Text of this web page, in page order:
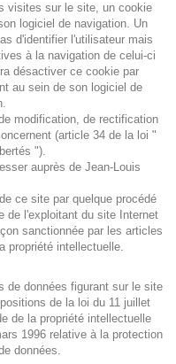
visites sur le site, un cookie
logiciel de navigation. Un
d'identifier l'utilisateur mais
à la navigation de celui-ci
désactiver ce cookie par
au sein de son logiciel de
modification, de rectification
(article 34 de la loi "
").
auprès de Jean-Louis
ce site par quelque procédé
de l'exploitant du site Internet
sanctionnée par les articles
propriété intellectuelle.
de données figurant sur le site
de la loi du 11 juillet
de la propriété intellectuelle
1996 relative à la protection
données.